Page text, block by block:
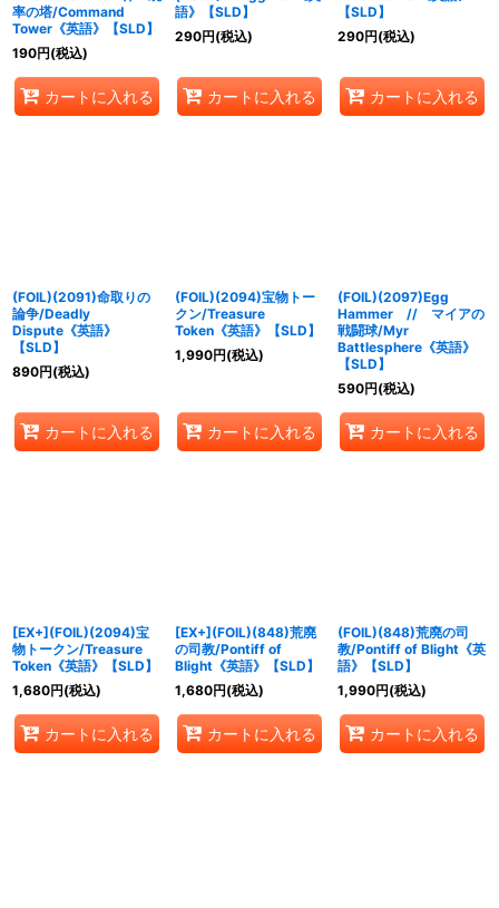
率の塔/Command
Tower《英語》【SLD】
190円(税込)
カートに入れる
語》【SLD】
290円(税込)
カートに入れる
【SLD】
290円(税込)
カートに入れる
(FOIL)(2091)命取りの
論争/Deadly
Dispute《英語》
【SLD】
890円(税込)
カートに入れる
(FOIL)(2094)宝物トー
クン/Treasure
Token《英語》【SLD】
1,990円(税込)
カートに入れる
(FOIL)(2097)Egg
Hammer // マイアの
戦闘球/Myr
Battlesphere《英語》
【SLD】
590円(税込)
カートに入れる
[EX+](FOIL)(2094)宝
物トークン/Treasure
Token《英語》【SLD】
1,680円(税込)
カートに入れる
[EX+](FOIL)(848)荒廃
の司教/Pontiff of
Blight《英語》【SLD】
1,680円(税込)
カートに入れる
(FOIL)(848)荒廃の司
教/Pontiff of Blight《英
語》【SLD】
1,990円(税込)
カートに入れる